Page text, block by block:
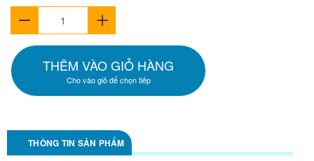
THÊM VÀO GIỎ HÀNG
Cho vào giỏ để chọn tiếp
THÔNG TIN SẢN PHẨM